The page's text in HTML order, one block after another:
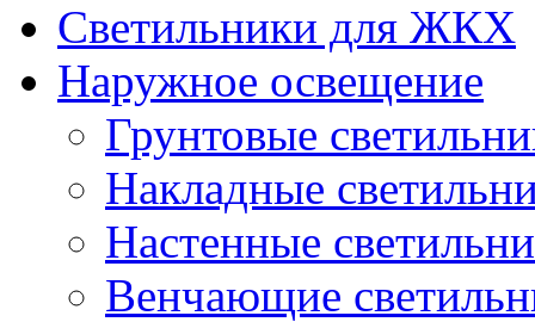
Светильники для ЖКХ
Наружное освещение
Грунтовые
Накладные
Настенные
Венчающие